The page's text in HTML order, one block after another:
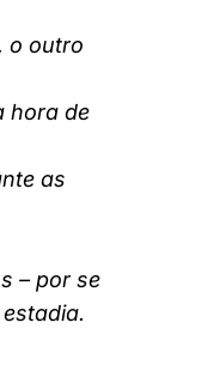
o outro
hora de
as
– por se